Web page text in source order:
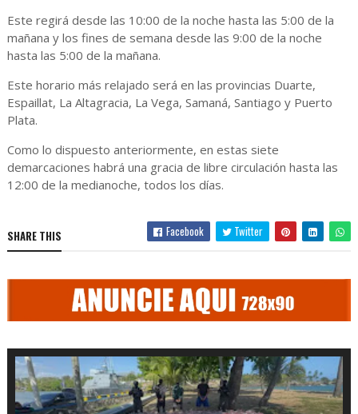
Este regirá desde las 10:00 de la noche hasta las 5:00 de la
mañana y los fines de semana desde las 9:00 de la noche
hasta las 5:00 de la mañana.
Este horario más relajado será en las provincias Duarte,
Espaillat, La Altagracia, La Vega, Samaná, Santiago y Puerto
Plata.
Como lo dispuesto anteriormente, en estas siete
demarcaciones habrá una gracia de libre circulación hasta las
12:00 de la medianoche, todos los días.
SHARE THIS Facebook Twitter